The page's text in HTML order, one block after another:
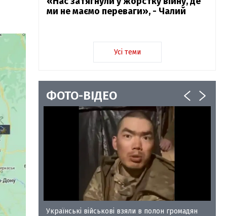
ми не маємо переваги», - Чалий
Усі теми
ФОТО-ВІДЕО
35
Українські військові взяли в полон громадян